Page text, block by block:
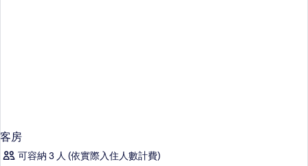
客房
可容納 3 人 (依實際入住人數計費)